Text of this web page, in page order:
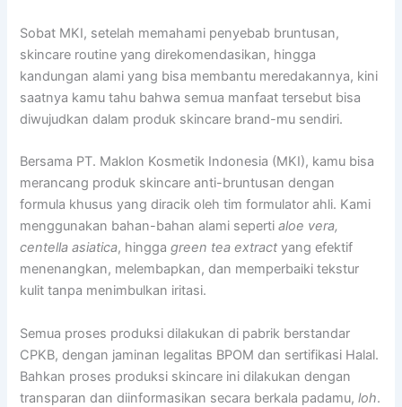
Sobat MKI, setelah memahami penyebab bruntusan,
skincare routine yang direkomendasikan, hingga
kandungan alami yang bisa membantu meredakannya, kini
saatnya kamu tahu bahwa semua manfaat tersebut bisa
diwujudkan dalam produk skincare brand-mu sendiri.
Bersama PT. Maklon Kosmetik Indonesia (MKI), kamu bisa
merancang produk skincare anti-bruntusan dengan
formula khusus yang diracik oleh tim formulator ahli. Kami
menggunakan bahan-bahan alami sepertialoe vera,
centella asiatica, hinggagreen tea extractyang efektif
menenangkan, melembapkan, dan memperbaiki tekstur
kulit tanpa menimbulkan iritasi.
Semua proses produksi dilakukan di pabrik berstandar
CPKB, dengan jaminan legalitas BPOM dan sertifikasi Halal.
Bahkan proses produksi skincare ini dilakukan dengan
transparan dan diinformasikan secara berkala padamu,loh.